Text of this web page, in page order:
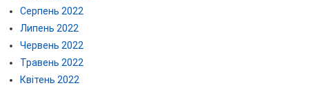
Серпень 2022
Липень 2022
Червень 2022
Травень 2022
Квітень 2022